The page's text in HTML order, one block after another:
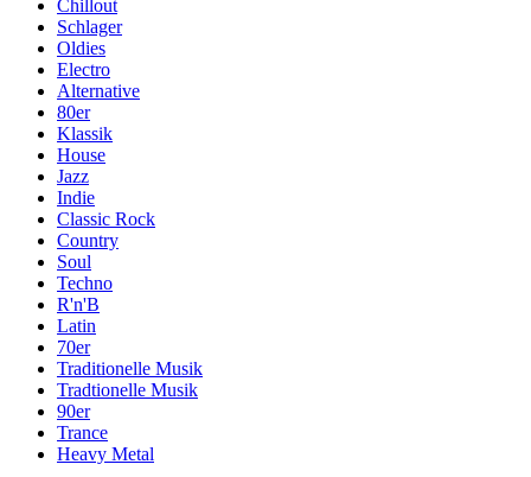
Chillout
Schlager
Oldies
Electro
Alternative
80er
Klassik
House
Jazz
Indie
Classic Rock
Country
Soul
Techno
R'n'B
Latin
70er
Traditionelle Musik
Tradtionelle Musik
90er
Trance
Heavy Metal